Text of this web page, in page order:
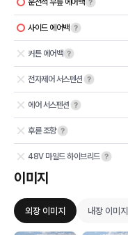
운전석 무릎 에어백
사이드 에어백
커튼 에어백
전자제어 서스펜션
에어 서스펜션
후륜 조향
48V 마일드 하이브리드
이미지
외장 이미지 내장 이미지